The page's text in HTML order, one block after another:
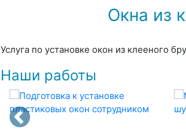
Окна из
Услуга по установке окон из клееного
Наши работы